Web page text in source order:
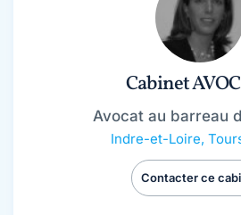
Cabinet
Avocat au barreau
Indre-et-Loire,
Contacter ce